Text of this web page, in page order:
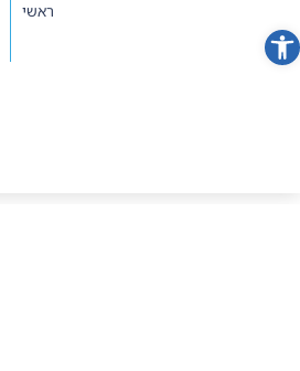
ראשי
פתח סרגל נגישות